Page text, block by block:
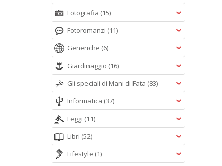
Fotografia (15)
Fotoromanzi (11)
Generiche (6)
Giardinaggio (16)
Gli speciali di Mani di Fata (83)
Informatica (37)
Leggi (11)
Libri (52)
Lifestyle (1)